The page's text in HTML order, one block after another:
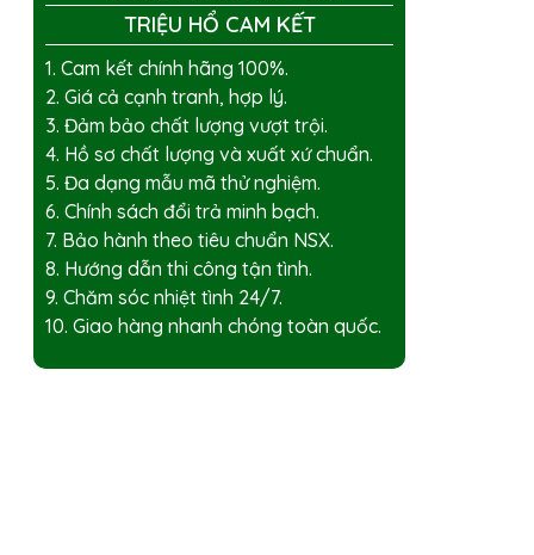
TRIỆU HỔ CAM KẾT
1. Cam kết chính hãng 100%.
2. Giá cả cạnh tranh, hợp lý.
3. Đảm bảo chất lượng vượt trội.
4. Hồ sơ chất lượng và xuất xứ chuẩn.
5. Đa dạng mẫu mã thử nghiệm.
6. Chính sách đổi trả minh bạch.
7. Bảo hành theo tiêu chuẩn NSX.
8. Hướng dẫn thi công tận tình.
9. Chăm sóc nhiệt tình 24/7.
10. Giao hàng nhanh chóng toàn quốc.